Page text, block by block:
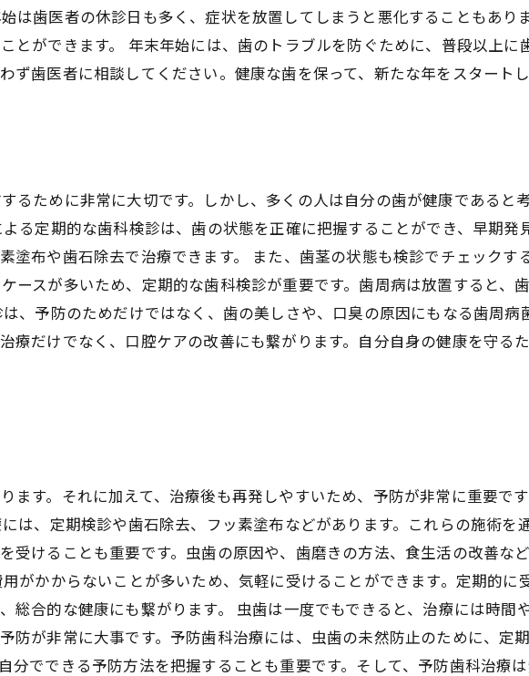
は歯医者の休診日も多く、症状を放置してしまうと悪化することもあり
とができます。 年末年始には、歯のトラブルを防ぐために、普段以上に
歯医者に相談してください。健康な歯を保って、新たな年をスタートし
るために非常に大切です。しかし、多くの人は自分の歯が健康であると
る定期的な歯科検診は、歯の状態を正確に把握することができ、早期発
塗布や歯石除去で治療できます。 また、歯茎の状態も検診でチェックす
ースが多いため、定期的な歯科検診が重要です。歯周病は放置すると、
、予防のためだけではなく、歯の美しさや、口臭の原因にもなる歯周病
療だけでなく、口腔ケアの改善にも繋がります。自分自身の健康を守る
ます。それに加えて、治療後も再発しやすいため、予防が非常に重要で
は、定期検診や歯石除去、フッ素塗布などがあります。これらの施術を
受けることも重要です。虫歯の原因や、歯磨きの方法、食生活の改善な
がかからないことが多いため、気軽に受けることができます。定期的に
合的な健康にも繋がります。 虫歯は一度でもできると、治療には時間
防が非常に大事です。予防歯科治療には、虫歯の未然防止のために、定
分でできる予防方法を把握することも重要です。そして、予防歯科治療